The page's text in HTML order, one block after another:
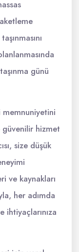
günü
memnuniyetini
hizmet
size düşük
ve kaynakları
her adımda